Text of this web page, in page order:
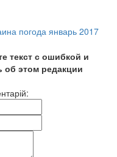
погода январь 2017
текст с ошибкой и
об этом редакции